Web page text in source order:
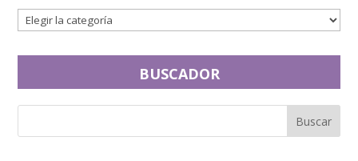
BUSCADOR